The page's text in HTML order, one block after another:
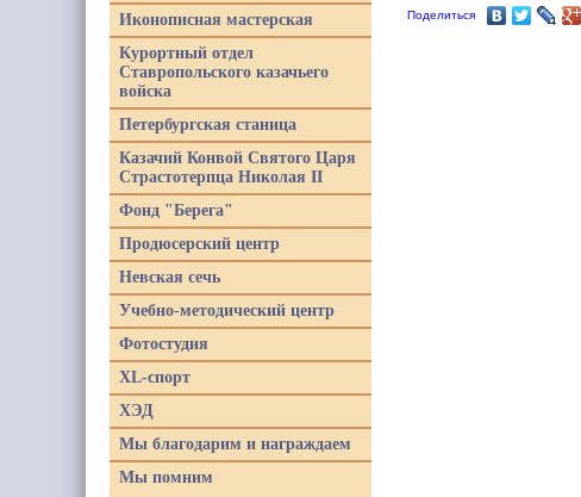
Поделиться
Иконописная мастерская
Курортный отдел
Ставропольского казачьего
войска
Петербургская станица
Казачий Конвой Святого Царя
Страстотерпца Николая II
Фонд "Берега"
Продюсерский центр
Невская сечь
Учебно-методический центр
Фотостудия
XL-спорт
ХЭД
Мы благодарим и награждаем
Мы помним